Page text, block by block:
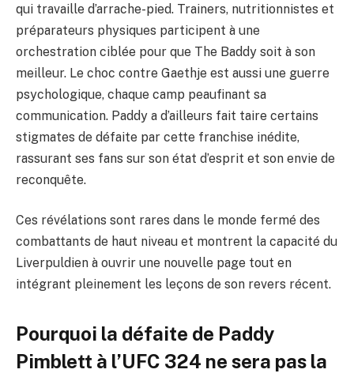
qui travaille d’arrache-pied. Trainers, nutritionnistes et
préparateurs physiques participent à une
orchestration ciblée pour que The Baddy soit à son
meilleur. Le choc contre Gaethje est aussi une guerre
psychologique, chaque camp peaufinant sa
communication. Paddy a d’ailleurs fait taire certains
stigmates de défaite par cette franchise inédite,
rassurant ses fans sur son état d’esprit et son envie de
reconquête.
Ces révélations sont rares dans le monde fermé des
combattants de haut niveau et montrent la capacité du
Liverpuldien à ouvrir une nouvelle page tout en
intégrant pleinement les leçons de son revers récent.
Pourquoi la défaite de Paddy
Pimblett à l’UFC 324 ne sera pas la